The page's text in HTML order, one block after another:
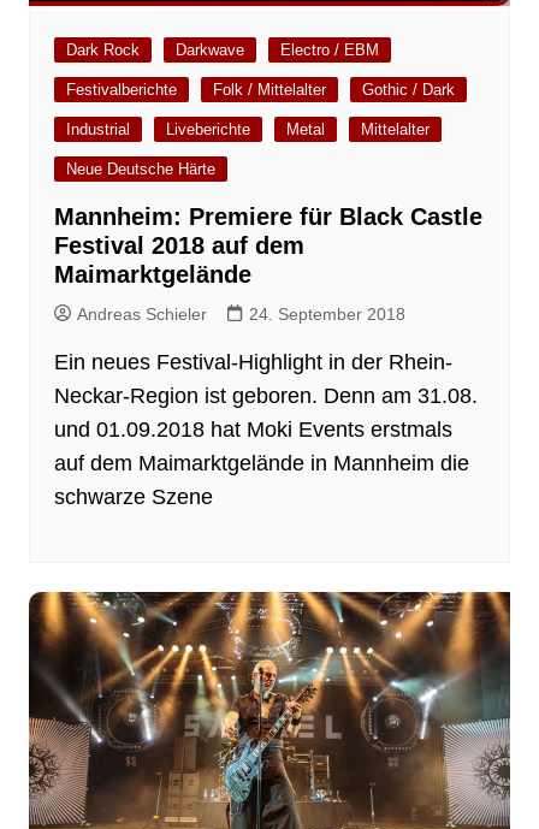
Dark Rock Darkwave Electro / EBM
Festivalberichte Folk / Mittelalter Gothic / Dark
Industrial Liveberichte Metal Mittelalter
Neue Deutsche Härte
Mannheim: Premiere für Black Castle
Festival 2018 auf dem
Maimarktgelände
Andreas Schieler 24. September 2018
Ein neues Festival-Highlight in der Rhein-
Neckar-Region ist geboren. Denn am 31.08.
und 01.09.2018 hat Moki Events erstmals
auf dem Maimarktgelände in Mannheim die
schwarze Szene